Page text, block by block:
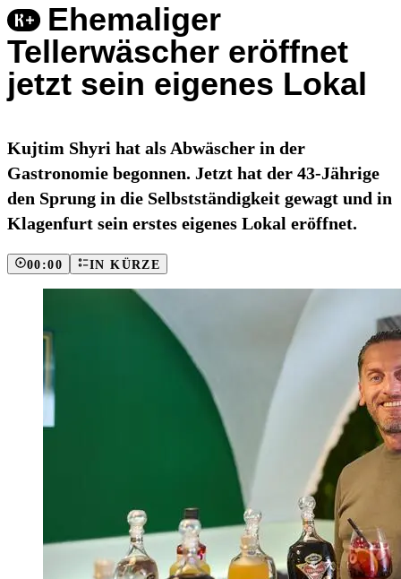
Ehemaliger
Tellerwäscher eröffnet
jetzt sein eigenes Lokal
Kujtim Shyri hat als Abwäscher in der
Gastronomie begonnen. Jetzt hat der 43-Jährige
den Sprung in die Selbstständigkeit gewagt und in
Klagenfurt sein erstes eigenes Lokal eröffnet.
00:00 IN KÜRZE